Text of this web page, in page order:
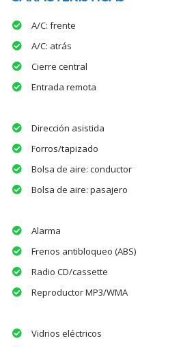
A/C: frente
A/C: atrás
Cierre central
Entrada remota
Dirección asistida
Forros/tapizado
Bolsa de aire: conductor
Bolsa de aire: pasajero
Alarma
Frenos antibloqueo (ABS)
Radio CD/cassette
Reproductor MP3/WMA
Vidrios eléctricos